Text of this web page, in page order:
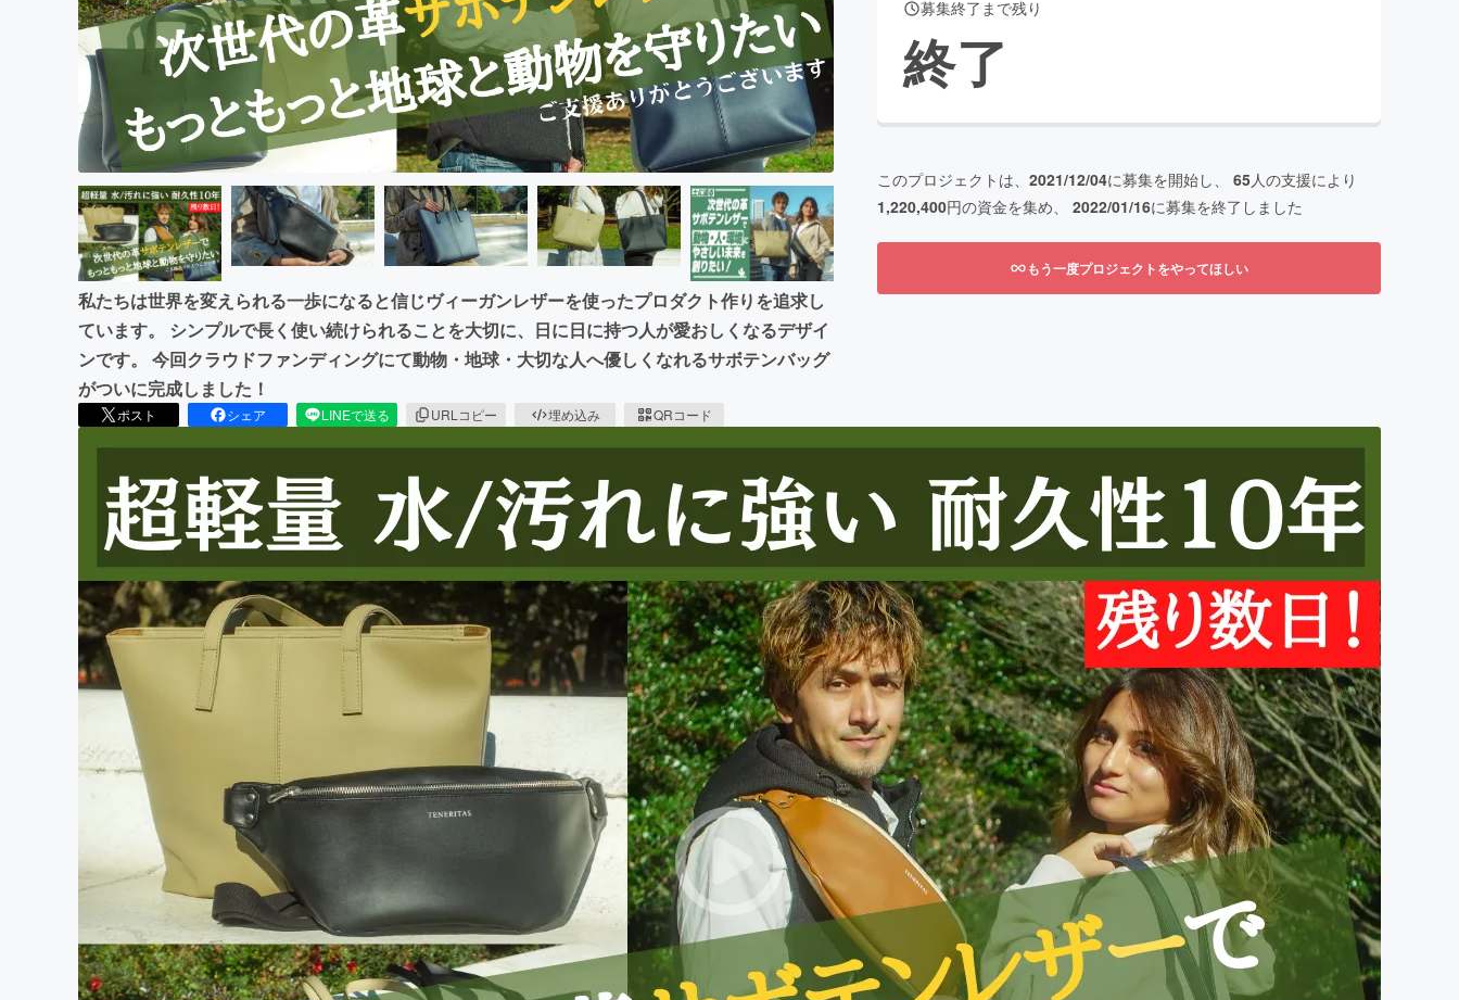
CAMPFIRE for Social GoodCAMPFIRE Creation
CAMPFIREふるさと納税machi-ya コミュニティ
私たちは世界を変えられる一歩になると信じヴィーガンレザーを使ったプロダクト作りを追求し
ています。 シンプルで長く使い続けられることを大切に、日に日に持つ人が愛おしくなるデザイ
ンです。 今回クラウドファンディングにて動物・地球・大切な人へ優しくなれるサボテンバッグ
がついに完成しました！
ポスト シェア LINEで送る URLコピー 埋め込み QRコード
募集終了まで残り
終了
このプロジェクトは、 2021/12/04に募集を開始し、 65人の支援により
1,220,400円の資金を集め、 2022/01/16に募集を終了しました
もう一度プロジェクトをやってほしい